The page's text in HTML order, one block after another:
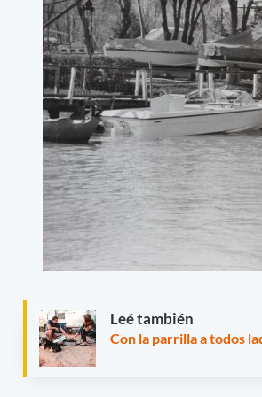
Leé también
Con la parrilla a todos